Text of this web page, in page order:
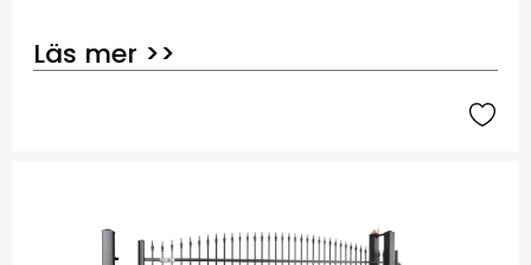
Läs mer >>